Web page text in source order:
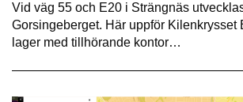
Vid väg 55 och E20 i Strängnäs
Gorsingeberget. Här uppför Kilenkrysset
lager med tillhörande kontor…